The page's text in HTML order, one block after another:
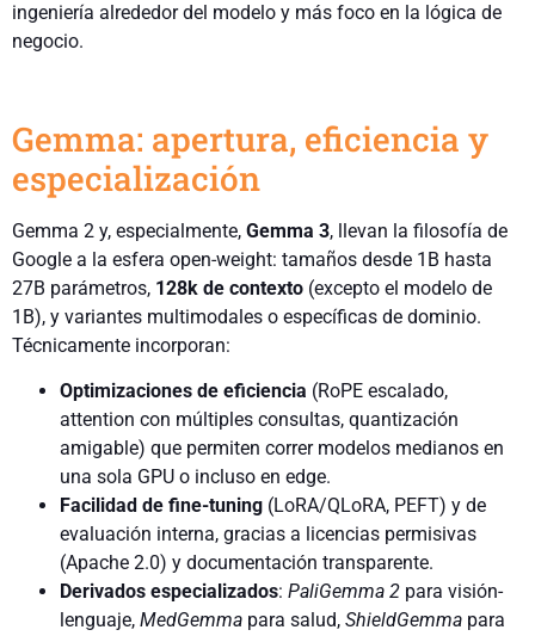
ingeniería alrededor del modelo y más foco en la lógica de
negocio.
Gemma: apertura, eficiencia y
especialización
Gemma 2 y, especialmente, Gemma 3, llevan la filosofía de
Google a la esfera open-weight: tamaños desde 1B hasta
27B parámetros, 128k de contexto (excepto el modelo de
1B), y variantes multimodales o específicas de dominio.
Técnicamente incorporan:
Optimizaciones de eficiencia (RoPE escalado,
attention con múltiples consultas, quantización
amigable) que permiten correr modelos medianos en
una sola GPU o incluso en edge.
Facilidad de fine-tuning (LoRA/QLoRA, PEFT) y de
evaluación interna, gracias a licencias permisivas
(Apache 2.0) y documentación transparente.
Derivados especializados: PaliGemma 2 para visión-
lenguaje, MedGemma para salud, ShieldGemma para